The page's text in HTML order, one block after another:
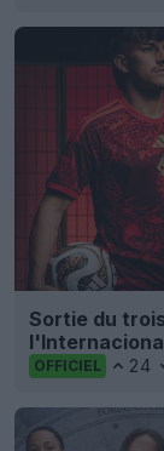
Sortie du
OFFICIEL 24